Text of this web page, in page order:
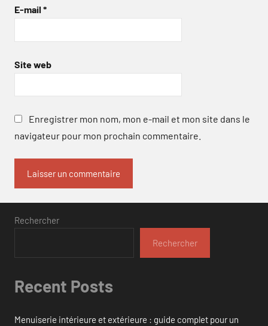
E-mail *
Site web
Enregistrer mon nom, mon e-mail et mon site dans le
navigateur pour mon prochain commentaire.
Rechercher
Rechercher
Recent Posts
Menuiserie intérieure et extérieure : guide complet pour un